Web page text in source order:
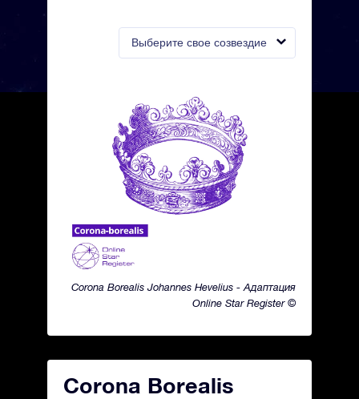
Выберите свое созвездие
Corona Borealis Johannes Hevelius - Адаптация
Online Star Register ©
Corona Borealis